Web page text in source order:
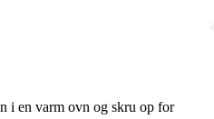
i en varm ovn og skru op for